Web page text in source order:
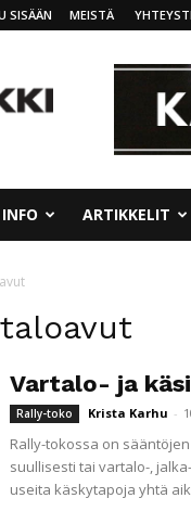
SISÄÄN MEISTÄ
INFO ARTIKKELIT
Vartalo- ja
Rally-toko Krista Karhu -
Rally-tokossa on
suullisesti tai vartalo-,
useita käskytapoja yhtä